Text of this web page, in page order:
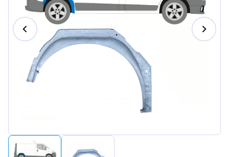
Magyar
Hrvatski
Português
Slovenian
Slovenčina